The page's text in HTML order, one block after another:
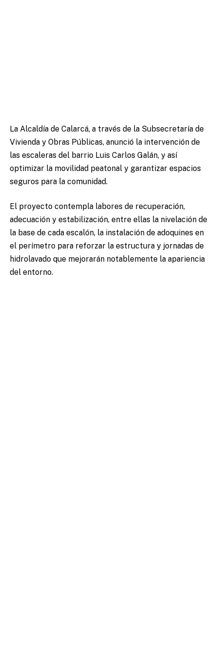
La Alcaldía de Calarcá, a través de la Subsecretaría de
Vivienda y Obras Públicas, anunció la intervención de
las escaleras del barrio Luis Carlos Galán, y así
optimizar la movilidad peatonal y garantizar espacios
seguros para la comunidad.
El proyecto contempla labores de recuperación,
adecuación y estabilización, entre ellas la nivelación de
la base de cada escalón, la instalación de adoquines en
el perímetro para reforzar la estructura y jornadas de
hidrolavado que mejorarán notablemente la apariencia
del entorno.